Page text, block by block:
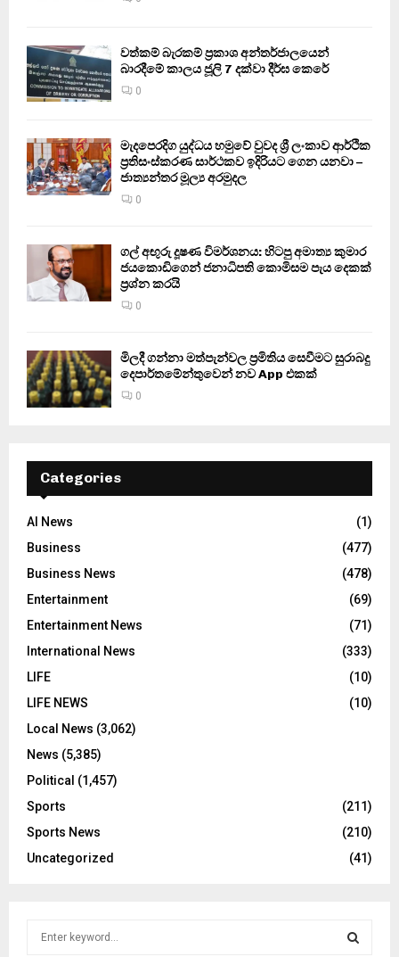
වත්කම් බැරකම් ප්‍රකාශ අන්තර්ජාලයෙන්
බාරදීමේ කාලය ජූලි 7 දක්වා දීර්ඝ කෙරේ
0
මැදපෙරදිග යුද්ධය හමුවේ වුවද ශ්‍රී ලංකාව ආර්ථික
ප්‍රතිසංස්කරණ සාර්ථකව ඉදිරියට ගෙන යනවා –
ජාත්‍යන්තර මූල්‍ය අරමුදල
0
ගල් අඟුරු දූෂණ විමර්ශනය: හිටපු අමාත්‍ය කුමාර
ජයකොඩිගෙන් ජනාධිපති කොමිසම පැය දෙකක්
ප්‍රශ්න කරයි
0
මිලදී ගන්නා මත්පැන්වල ප්‍රමිතිය සෙවීමට සුරාබදු
දෙපාර්තමේන්තුවෙන් නව App එකක්
0
Categories
AI News
(1)
Business
(477)
Business News
(478)
Entertainment
(69)
Entertainment News
(71)
International News
(333)
LIFE
(10)
LIFE NEWS
(10)
Local News (3,062)
News (5,385)
Political (1,457)
Sports
(211)
Sports News
(210)
Uncategorized
(41)